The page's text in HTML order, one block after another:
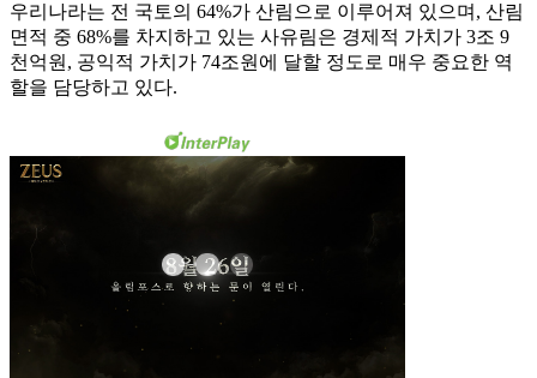
우리나라는 전 국토의 64%가 산림으로 이루어져 있으며, 산림
면적 중 68%를 차지하고 있는 사유림은 경제적 가치가 3조 9
천억원, 공익적 가치가 74조원에 달할 정도로 매우 중요한 역
할을 담당하고 있다.